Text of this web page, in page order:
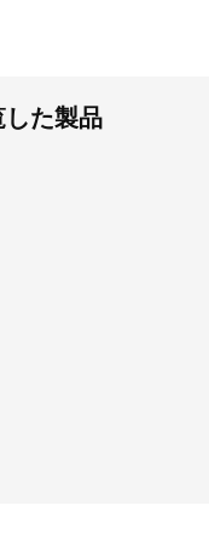
た製品